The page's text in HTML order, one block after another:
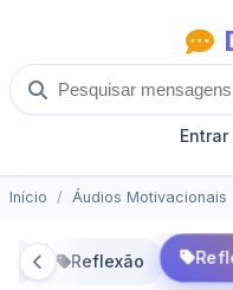
Entrar
Início Áudios Motivacionais
Reflexão